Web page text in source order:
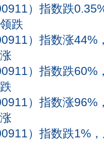
）指数跌
跌
）指数涨44%
）指数跌60%
）指数涨96%
）指数跌1%